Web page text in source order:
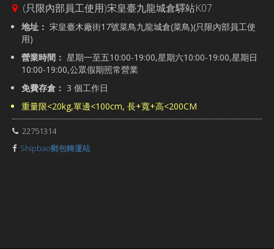
(只限內部員工使用)宋皇臺九龍城倉驛站K07
地址： 宋皇臺木廠街17號菜鳥九龍城倉(菜鳥)(只限內部員工使
用)
營業時間： 星期一至五10:00-19:00,星期六10:00-19:00,星期日
10:00-19:00,公眾假期照常營業
免費存倉： 3 個工作日
重量限<20kg,單邊<100cm, 長+寬+高<200CM
22751314
Shipbao郵包轉運站